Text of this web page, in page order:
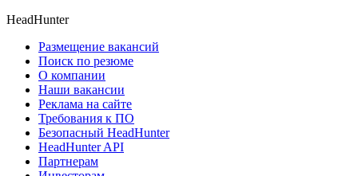
HeadHunter
Размещение вакансий
Поиск по резюме
О компании
Наши вакансии
Реклама на сайте
Требования к ПО
Безопасный HeadHunter
HeadHunter API
Партнерам